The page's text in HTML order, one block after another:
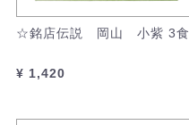
☆銘店伝説 岡山 小紫 3食
¥ 1,420